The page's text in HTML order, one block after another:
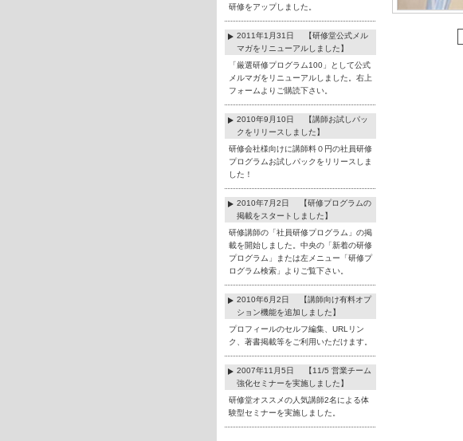
研修をアップしました。
2011年1月31日 【研修堂公式メル
マガをリニューアルしました】
「厳選研修プログラム100」として公式
メルマガをリニューアルしました。右上
フォームよりご購読下さい。
2010年9月10日 【講師お試しパッ
クをリリースしました】
研修会社様向けに講師料０円の社員研修
プログラムお試しパックをリリースしま
した！
2010年7月2日 【研修プログラムの
掲載をスタートしました】
研修講師の「社員研修プログラム」の掲
載を開始しました。中央の「新着の研修
プログラム」または左メニュー「研修プ
ログラム検索」よりご覧下さい。
2010年6月2日 【講師向け有料オプ
ション機能を追加しました】
プロフィールのセルフ編集、URLリン
ク、著書掲載等をご利用いただけます。
2007年11月5日 【11/5 営業チーム
強化セミナーを実施しました】
研修堂オススメの人気講師2名による体
験型セミナーを実施しました。